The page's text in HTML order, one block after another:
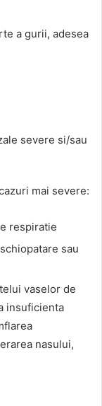
a gurii, adesea
severe si/sau
mai severe:
respiratie
sau
vaselor de
insuficienta
nasului,